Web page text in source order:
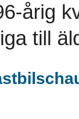
årig
till